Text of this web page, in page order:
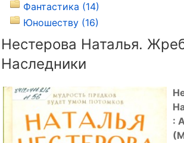
Фантастика (14)
Юношеству (16)
Нестерова Наталья.
Наследники
: